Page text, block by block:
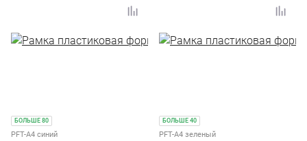
БОЛЬШЕ 80
PFT-A4 синий
БОЛЬШЕ 40
PFT-A4 зеленый